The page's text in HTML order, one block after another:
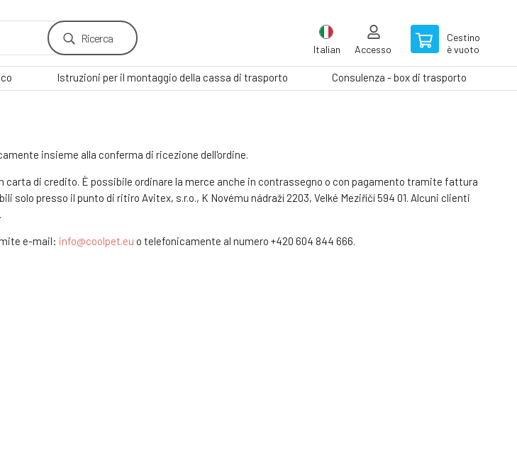
Ricerca
Italian Accesso
Cestino
è vuoto
Istruzioni per il montaggio della cassa di trasporto Consulenza - box di trasporto
insieme alla conferma di ricezione dell'ordine.
carta di credito. È possibile ordinare la merce anche in contrassegno o con pagamento tramite fattura
solo presso il punto di ritiro Avitex, s.r.o., K Novému nádraží 2203, Velké Meziříčí 594 01. Alcuni clienti
e-mail: info@coolpet.eu o telefonicamente al numero +420 604 844 666.